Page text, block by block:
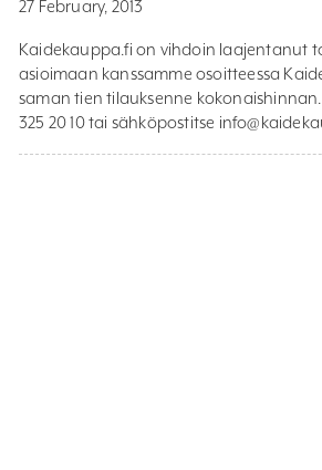
27 February, 2013
Kaidekauppa.fi on vihdoin laajentanut
asioimaan kanssamme osoitteessa
saman tien tilauksenne
325 20 10 tai sähköpostitse